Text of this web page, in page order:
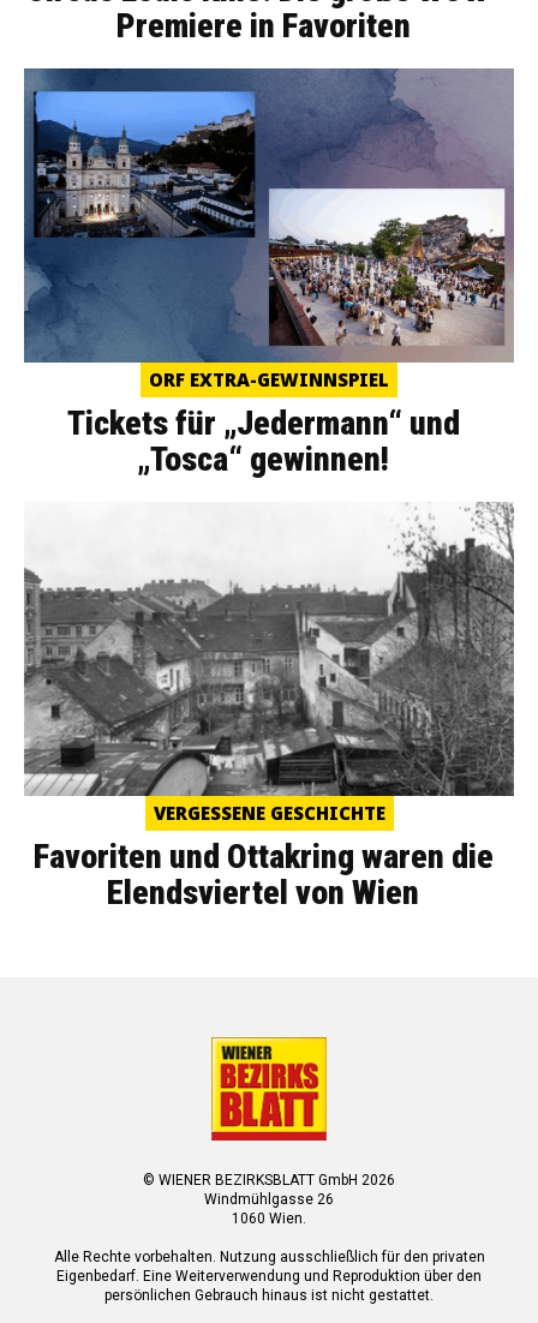
Premiere in Favoriten
ORF EXTRA-GEWINNSPIEL
Tickets für „Jedermann“ und
„Tosca“ gewinnen!
VERGESSENE GESCHICHTE
Favoriten und Ottakring waren die
Elendsviertel von Wien
© WIENER BEZIRKSBLATT GmbH 2026
Windmühlgasse 26
1060 Wien.
Alle Rechte vorbehalten. Nutzung ausschließlich für den privaten
Eigenbedarf. Eine Weiterverwendung und Reproduktion über den
persönlichen Gebrauch hinaus ist nicht gestattet.